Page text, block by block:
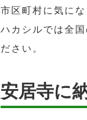
市区町村に気に
ハカシルでは全
ださい。
安居寺に